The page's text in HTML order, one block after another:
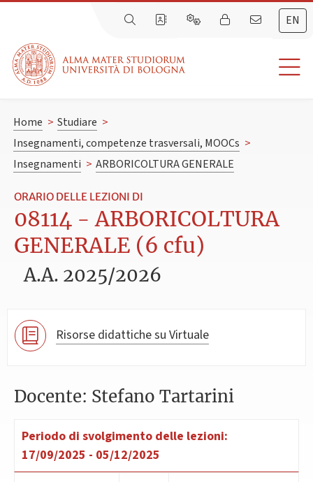
EN
Home > Studiare >
Insegnamenti, competenze trasversali, MOOCs >
Insegnamenti > ARBORICOLTURA GENERALE
ORARIO DELLE LEZIONI DI
08114 - ARBORICOLTURA
GENERALE (6 cfu)
A.A. 2025/2026
Risorse didattiche su Virtuale
Docente: Stefano Tartarini
Periodo di svolgimento delle lezioni:
17/09/2025 - 05/12/2025